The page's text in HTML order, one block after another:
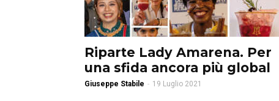
Riparte Lady Amarena. Per
una sfida ancora più global
Giuseppe Stabile - 19 Luglio 2021